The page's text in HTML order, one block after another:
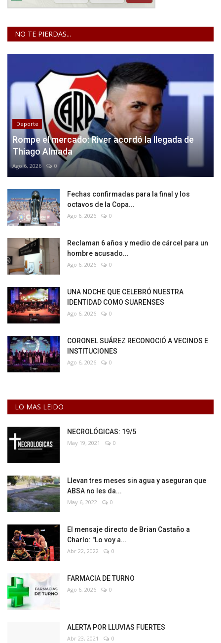
NO TE PIERDAS...
Deporte
Rompe el mercado: River acordó la llegada de
Thiago Almada
Ago 6, 2026 0
Fechas confirmadas para la final y los
octavos de la Copa...
Ago 6, 2026 0
Reclaman 6 años y medio de cárcel para un
hombre acusado...
Ago 6, 2026 0
UNA NOCHE QUE CELEBRÓ NUESTRA
IDENTIDAD COMO SUARENSES
Ago 6, 2026 0
CORONEL SUÁREZ RECONOCIÓ A VECINOS E
INSTITUCIONES
Ago 6, 2026 0
LO MAS LEIDO
NECROLÓGICAS: 19/5
May 19, 2021 0
Llevan tres meses sin agua y aseguran que
ABSA no les da...
May 6, 2022 0
El mensaje directo de Brian Castaño a
Charlo: "Lo voy a...
Abr 22, 2022 0
FARMACIA DE TURNO
Ago 6, 2026 0
ALERTA POR LLUVIAS FUERTES
Abr 23, 2021 0